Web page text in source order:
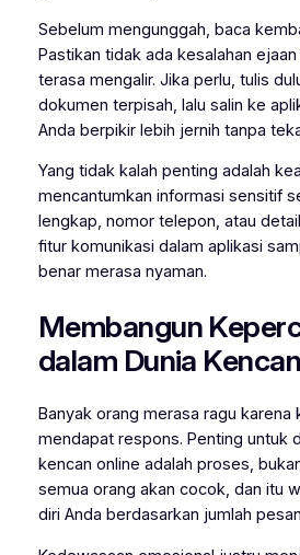
Sebelum mengunggah, baca
Pastikan tidak ada kesalahan
terasa mengalir. Jika perlu, tulis
dokumen terpisah, lalu salin ke
Anda berpikir lebih jernih tanpa
Yang tidak kalah penting adalah
mencantumkan informasi sensitif
lengkap, nomor telepon, atau
fitur komunikasi dalam aplikasi
benar merasa nyaman.
Membangun
dalam Dunia
Banyak orang merasa ragu karena
mendapat respons. Penting untuk
kencan online adalah proses,
semua orang akan cocok, dan itu
diri Anda berdasarkan jumlah